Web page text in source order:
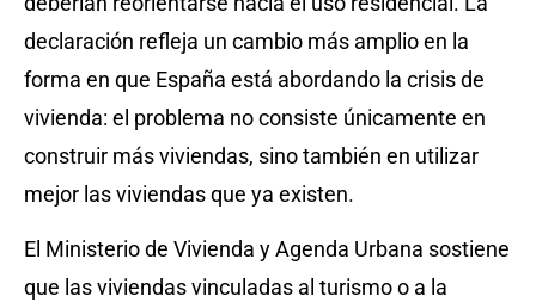
declaración refleja un cambio más amplio en la
forma en que España está abordando la crisis de
vivienda: el problema no consiste únicamente en
construir más viviendas, sino también en utilizar
mejor las viviendas que ya existen.
El Ministerio de Vivienda y Agenda Urbana sostiene
que las viviendas vinculadas al turismo o a la